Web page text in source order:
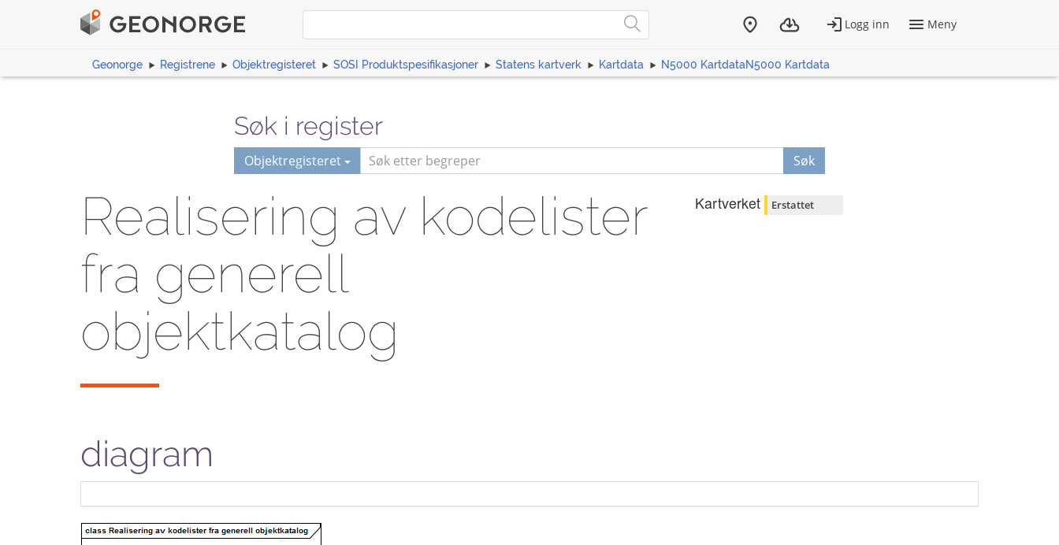
Geonorge Registrene Objektregisteret SOSI Produktspesifikasjoner Statens kartverk Kartdata N5000 KartdataN5000 Kartdata
Søk i register
Objektregisteret Søk
Realisering av kodelister
fra generell
objektkatalog
diagram
Kartverket Erstattet